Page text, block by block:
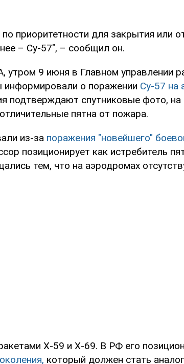
приоритетности для закрытия или
– Су-57", – сообщил он.
утром 9 июня в Главном управлении
о поражении Су-57 на
подтверждают спутниковые фото, на
пятна от пожара.
из-за поражения "новейшего"
позиционирует как истребитель
тем, что на аэродромах
Х-59 и Х-69. В РФ его
который должен стать